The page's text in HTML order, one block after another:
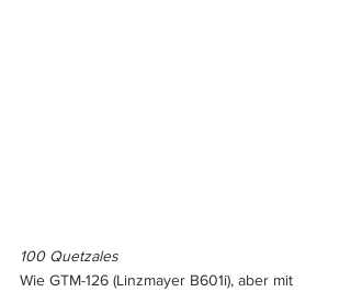
100 Quetzales
Wie GTM-126 (Linzmayer B601i), aber mit